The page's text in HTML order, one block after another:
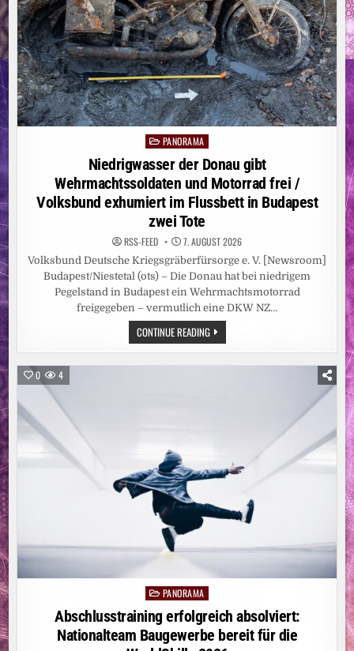
PostedPANORAMA
Niedrigwasser der Donau gibt
Wehrmachtssoldaten und Motorrad frei /
Volksbund exhumiert im Flussbett in Budapest
zwei Tote
RSS-FEED 7. AUGUST 2026
Volksbund Deutsche Kriegsgräberfürsorge e. V. [Newsroom]
Budapest/Niestetal (ots) – Die Donau hat bei niedrigem
Pegelstand in Budapest ein Wehrmachtsmotorrad
freigegeben – vermutlich eine DKW NZ…
CONTINUE READINGNIEDRIGWASSER
DER
DONAU
BUDAPEST
ZWEI
0 4
Posted
in
PANORAMA
Abschlusstraining erfolgreich absolviert:
Nationalteam Baugewerbe bereit für die